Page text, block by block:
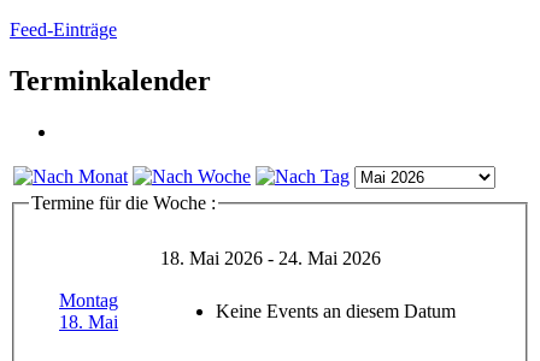
Feed-Einträge
Terminkalender
Termine für die Woche :
18. Mai 2026 - 24. Mai 2026
Montag
18. Mai
Keine Events an diesem Datum